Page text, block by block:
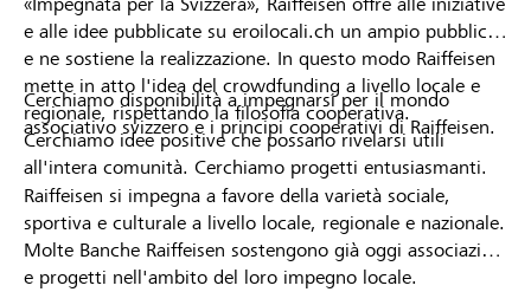
e alle idee pubblicate su eroilocali.ch un ampio pubblico
e ne sostiene la realizzazione. In questo modo Raiffeisen
mette in atto l'idea del crowdfunding a livello locale e
regionale, rispettando la filosofia cooperativa.
Cerchiamo idee positive che possano rivelarsi utili
all'intera comunità. Cerchiamo progetti entusiasmanti.
Cerchiamo disponibilità a impegnarsi per il mondo
associativo svizzero e i principi cooperativi di Raiffeisen.
Raiffeisen si impegna a favore della varietà sociale,
sportiva e culturale a livello locale, regionale e nazionale.
Molte Banche Raiffeisen sostengono già oggi associazioni
e progetti nell'ambito del loro impegno locale.